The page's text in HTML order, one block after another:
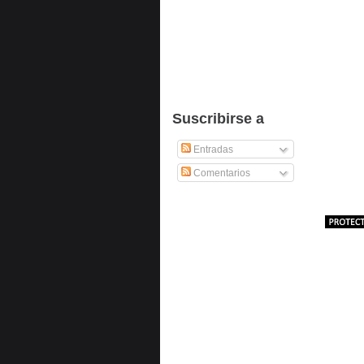
Suscribirse a
Entradas
Comentarios